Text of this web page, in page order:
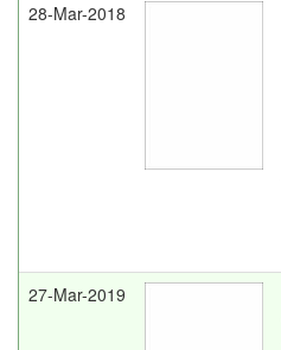
28-Mar-2018
27-Mar-2019